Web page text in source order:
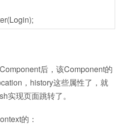
后，该Component的
，history这些属性了，就
实现页面跳转了。
的：